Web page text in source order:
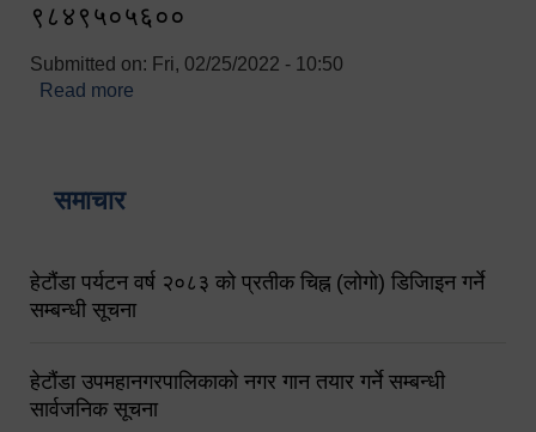
९८४९५०५६००
Submitted on: Fri, 02/25/2022 - 10:50
Read more
समाचार
हेटौंडा पर्यटन वर्ष २०८३ को प्रतीक चिह्न (लोगो) डिजिाइन गर्ने
सम्बन्धी सूचना
हेटौंडा उपमहानगरपालिकाको नगर गान तयार गर्ने सम्बन्धी
सार्वजनिक सूचना